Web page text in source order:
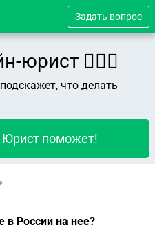
Задать вопрос
юрист 👨🏻‍⚖️
что делать
Юрист поможет!
в России на нее?